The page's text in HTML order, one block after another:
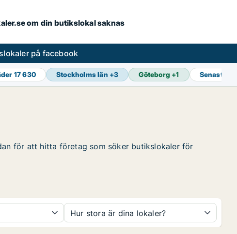
om din butikslokal saknas
på facebook
17 630 Stockholms län +3 Göteborg +1 Senaste
för att hitta företag som söker butikslokaler för
Hur stora är dina lokaler?